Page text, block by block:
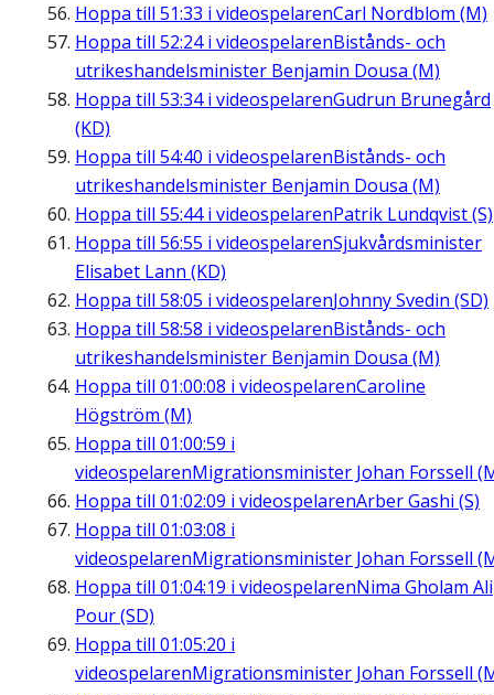
Hoppa till 51:33 i videospelarenCarl Nordblom (M)
Hoppa till 52:24i videospelarenBistånds- och
utrikeshandelsminister Benjamin Dousa (M)
Hoppa till 53:34i videospelarenGudrun Brunegård
(KD)
Hoppa till 54:40 i videospelarenBistånds- och
utrikeshandelsminister Benjamin Dousa (M)
Hoppa till 55:44i videospelarenPatrik Lundqvist (S)
Hoppa till 56:55 i videospelarenSjukvårdsminister
Elisabet Lann (KD)
Hoppa till 58:05 i videospelarenJohnny Svedin (SD)
Hoppa till 58:58 i videospelarenBistånds- och
utrikeshandelsminister Benjamin Dousa (M)
Hoppa till 01:00:08 i videospelarenCaroline
Högström (M)
Hoppa till 01:00:59 i
videospelarenMigrationsminister Johan Forssell
Hoppa till 01:02:09 i videospelarenArber Gashi (S)
Hoppa till 01:03:08 i
videospelarenMigrationsminister Johan Forssell
Hoppa till 01:04:19 i videospelarenNima Gholam Ali
Pour (SD)
Hoppa till 01:05:20 i
videospelarenMigrationsminister Johan Forssell